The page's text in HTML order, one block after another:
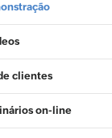
clientes
on-line